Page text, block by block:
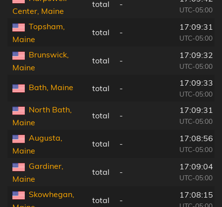
Center, Maine
total -
UTC-05:00
Topsham,
Maine
total -
17:09:31
UTC-05:00
Brunswick,
Maine
total -
17:09:32
UTC-05:00
Bath, Maine total -
17:09:33
UTC-05:00
North Bath,
Maine
total -
17:09:31
UTC-05:00
Augusta,
Maine
total -
17:08:56
UTC-05:00
Gardiner,
Maine
total -
17:09:04
UTC-05:00
Skowhegan,
total -
17:08:15